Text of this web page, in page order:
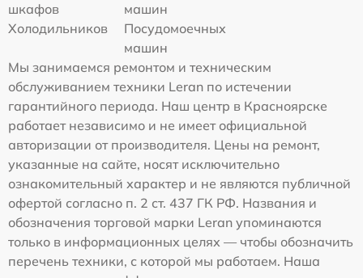
шкафов
машин
Холодильников
Посудомоечных
машин
Мы занимаемся ремонтом и техническим
обслуживанием техники Leran по истечении
гарантийного периода. Наш центр в Красноярске
работает независимо и не имеет официальной
авторизации от производителя. Цены на ремонт,
указанные на сайте, носят исключительно
ознакомительный характер и не являются публичной
офертой согласно п. 2 ст. 437 ГК РФ. Названия и
обозначения торговой марки Leran упоминаются
только в информационных целях — чтобы обозначить
перечень техники, с которой мы работаем. Наша